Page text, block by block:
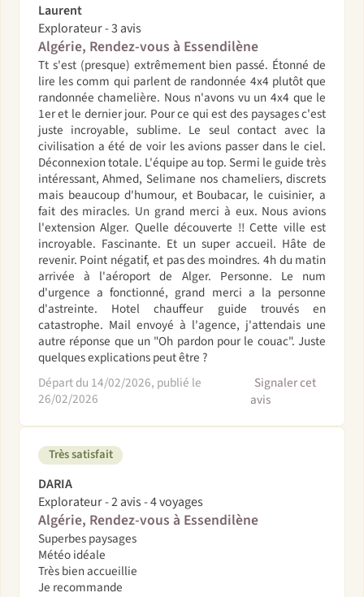
Laurent
Explorateur - 3 avis
Algérie, Rendez-vous à Essendilène
Tt s'est (presque) extrêmement bien passé. Étonné de
lire les comm qui parlent de randonnée 4x4 plutôt que
randonnée chamelière. Nous n'avons vu un 4x4 que le
1er et le dernier jour. Pour ce qui est des paysages c'est
juste incroyable, sublime. Le seul contact avec la
civilisation a été de voir les avions passer dans le ciel.
Déconnexion totale. L'équipe au top. Sermi le guide très
intéressant, Ahmed, Selimane nos chameliers, discrets
mais beaucoup d'humour, et Boubacar, le cuisinier, a
fait des miracles. Un grand merci à eux. Nous avions
l'extension Alger. Quelle découverte !! Cette ville est
incroyable. Fascinante. Et un super accueil. Hâte de
revenir. Point négatif, et pas des moindres. 4h du matin
arrivée à l'aéroport de Alger. Personne. Le num
d'urgence a fonctionné, grand merci a la personne
d'astreinte. Hotel chauffeur guide trouvés en
catastrophe. Mail envoyé à l'agence, j'attendais une
autre réponse que un "Oh pardon pour le couac". Juste
quelques explications peut être ?
Départ du 14/02/2026, publié le
26/02/2026
Signaler cet
avis
Très satisfait
DARIA
Explorateur - 2 avis - 4 voyages
Algérie, Rendez-vous à Essendilène
Superbes paysages
Météo idéale
Très bien accueillie
Je recommande